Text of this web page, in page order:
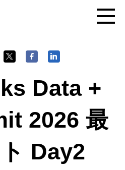
Data +
2026 最
Day2